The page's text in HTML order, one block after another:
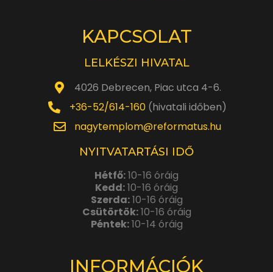
KAPCSOLAT
LELKÉSZI HIVATAL
4026 Debrecen, Piac utca 4-6.
+36-52/614-160(hivatali időben)
nagytemplom@reformatus.hu
NYITVATARTÁSI IDŐ
Hétfő:10-16 óráig
Kedd:10-16 óráig
Szerda:10-16 óráig
Csütörtök:10-16 óráig
Péntek:10-14 óráig
INFORMÁCIÓK